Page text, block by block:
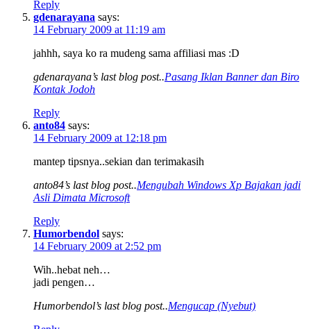
Reply
gdenarayana says:
14 February 2009 at 11:19 am
jahhh, saya ko ra mudeng sama affiliasi mas :D
gdenarayana’s last blog post..Pasang Iklan Banner dan Biro
Kontak Jodoh
Reply
anto84 says:
14 February 2009 at 12:18 pm
mantep tipsnya..sekian dan terimakasih
anto84’s last blog post..Mengubah Windows Xp Bajakan jadi
Asli Dimata Microsoft
Reply
Humorbendol says:
14 February 2009 at 2:52 pm
Wih..hebat neh…
jadi pengen…
Humorbendol’s last blog post..Mengucap (Nyebut)